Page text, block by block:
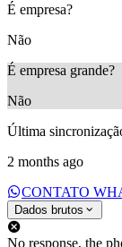
É empresa?
Não
É empresa grande?
Não
Última
2 months ago
CONTATO
Dados brutos
No response, the